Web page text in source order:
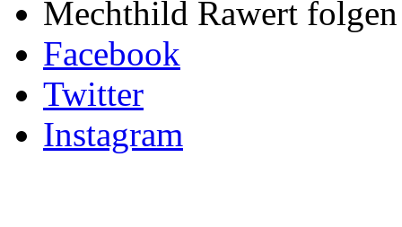
Mechthild Rawert
Facebook
Twitter
Instagram